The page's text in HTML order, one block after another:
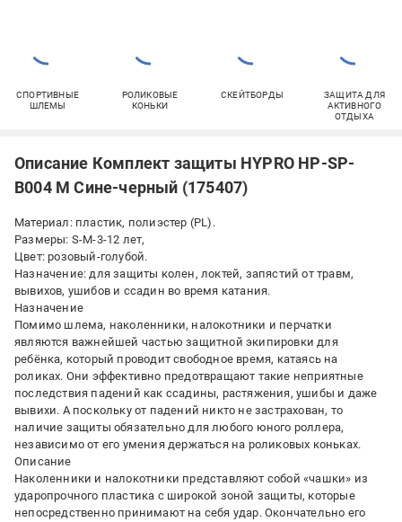
СПОРТИВНЫЕ
ШЛЕМЫ
РОЛИКОВЫЕ
КОНЬКИ
СКЕЙТБОРДЫ
ЗАЩИТА ДЛЯ
АКТИВНОГО
ОТДЫХА
Описание Комплект защиты HYPRO HP-SP-
B004 М Сине-черный (175407)
Материал: пластик, полиэстер (PL).
Размеры: S-M-3-12 лет,
Цвет: розовый-голубой.
Назначение: для защиты колен, локтей, запястий от травм,
вывихов, ушибов и ссадин во время катания.
Назначение
Помимо шлема, наколенники, налокотники и перчатки
являются важнейшей частью защитной экипировки для
ребёнка, который проводит свободное время, катаясь на
роликах. Они эффективно предотвращают такие неприятные
последствия падений как ссадины, растяжения, ушибы и даже
вывихи. А поскольку от падений никто не застрахован, то
наличие защиты обязательно для любого юного роллера,
независимо от его умения держаться на роликовых коньках.
Описание
Наколенники и налокотники представляют собой «чашки» из
ударопрочного пластика с широкой зоной защиты, которые
непосредственно принимают на себя удар. Окончательно его